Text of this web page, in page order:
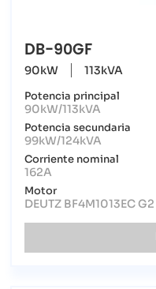
DB-90GF
90kW 113kVA
Potencia principal
90kW/113kVA
Potencia secundaria
99kW/124kVA
Corriente nominal
162A
Motor
DEUTZ BF4M1013EC G2